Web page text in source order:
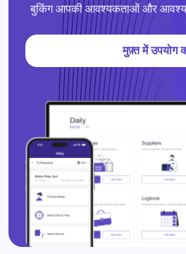
बुकिंग आपकी आवश्यकताओं और
मुफ़्त में उपयोग